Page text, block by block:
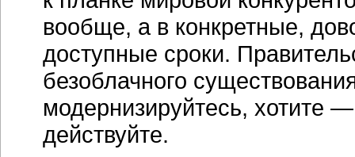
вообще, а в конкретные,
доступные сроки.
безоблачного
модернизируйтесь,
действуйте.